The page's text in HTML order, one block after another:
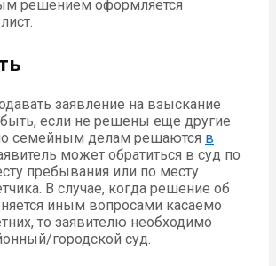
решением оформляется
заявление на взыскание
если не решены еще другие
семейным делам решаются в
может обратиться в суд по
пребывания или по месту
В случае, когда решение об
иным вопросами касаемо
то заявителю необходимо
городской суд.